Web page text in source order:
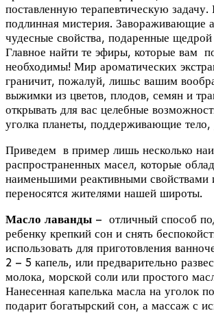
поставленную терапевтическую задачу.
подлинная мистерия. Завораживающие
чудесные свойства, подаренные
Главное найти те эфиры, которые вам
необходимы! Мир ароматических
граничит, пожалуй, лишьс вашим
выжимки из цветов, плодов, семян и
открывать для вас целебные
уголка планеты, поддерживающие
Приведем в пример лишь несколько
распространенных масел, которые
наименьшими реактивными свойствами
переносятся жителями нашей широты.
Масло лаванды – отличный способ
ребенку крепкий сон и снять
использовать для приготовления
2 – 5 капель, или предварительно
молока, морской соли или простого
Нанесенная капелька масла на уголок
подарит богатырский сон, а массаж с